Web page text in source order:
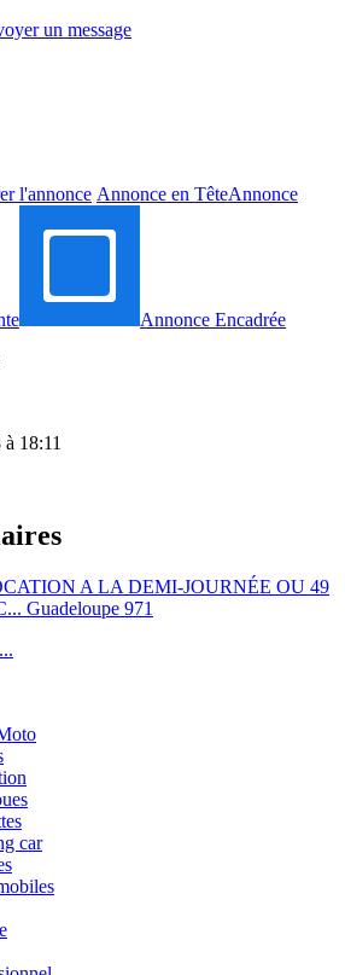
un message
l'annonce Annonce en TêteAnnonce
Annonce Encadrée
18:11
car